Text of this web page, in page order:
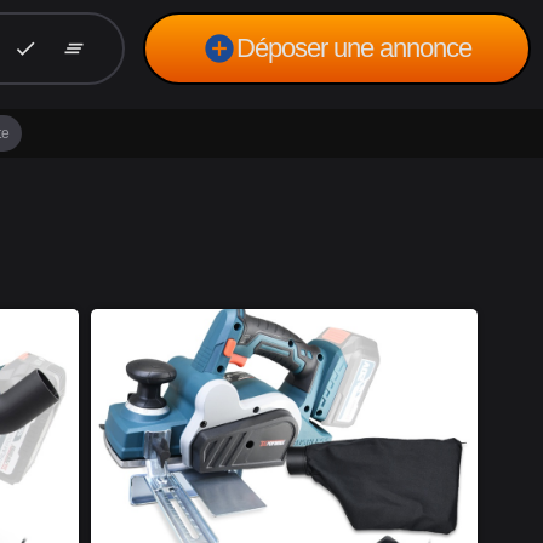
check clear_all add_circleDéposer une annonce